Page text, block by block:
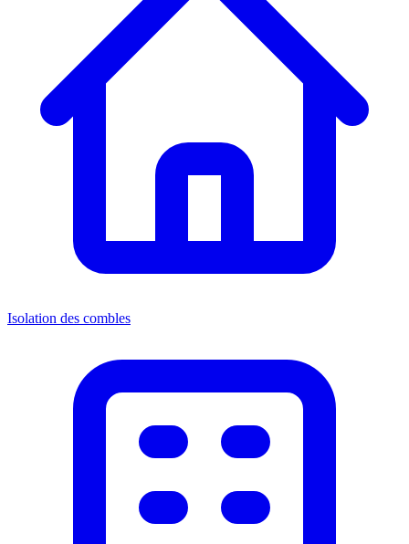
Isolation des combles